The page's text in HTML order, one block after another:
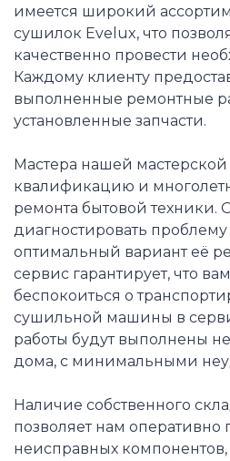
имеется широкий
сушилок Evelux, что
качественно провести
Каждому клиенту
выполненные ремонтные
установленные запчасти.
Мастера нашей
квалификацию и
ремонта бытовой техники.
диагностировать
оптимальный вариант её
сервис гарантирует, что
беспокоиться о
сушильной машины в
работы будут выполнены
дома, с минимальными
Наличие собственного
позволяет нам оперативно
неисправных компонентов,